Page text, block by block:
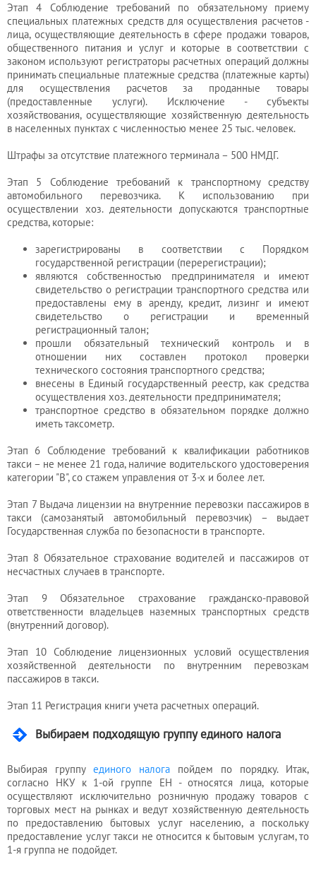
Этап 4 Соблюдение требований по обязательному приему
специальных платежных средств для осуществления расчетов -
лица, осуществляющие деятельность в сфере продажи товаров,
общественного питания и услуг и которые в соответствии с
законом используют регистраторы расчетных операций должны
принимать специальные платежные средства (платежные карты)
для осуществления расчетов за проданные товары
(предоставленные услуги). Исключение - субъекты
хозяйствования, осуществляющие хозяйственную деятельность
в населенных пунктах с численностью менее 25 тыс. человек.
Штрафы за отсутствие платежного терминала – 500 НМДГ.
Этап 5 Соблюдение требований к транспортному средству
автомобильного перевозчика. К использованию при
осуществлении хоз. деятельности допускаются транспортные
средства, которые:
зарегистрированы в соответствии с Порядком
государственной регистрации (перерегистрации);
являются собственностью предпринимателя и имеют
свидетельство о регистрации транспортного средства или
предоставлены ему в аренду, кредит, лизинг и имеют
свидетельство о регистрации и временный
регистрационный талон;
прошли обязательный технический контроль и в
отношении них составлен протокол проверки
технического состояния транспортного средства;
внесены в Единый государственный реестр, как средства
осуществления хоз. деятельности предпринимателя;
транспортное средство в обязательном порядке должно
иметь таксометр.
Этап 6 Соблюдение требований к квалификации работников
такси – не менее 21 года, наличие водительского удостоверения
категории "B", со стажем управления от 3-х и более лет.
Этап 7 Выдача лицензии на внутренние перевозки пассажиров в
такси (самозанятый автомобильный перевозчик) – выдает
Государственная служба по безопасности в транспорте.
Этап 8 Обязательное страхование водителей и пассажиров от
несчастных случаев в транспорте.
Этап 9 Обязательное страхование гражданско-правовой
ответственности владельцев наземных транспортных средств
(внутренний договор).
Этап 10 Соблюдение лицензионных условий осуществления
хозяйственной деятельности по внутренним перевозкам
пассажиров в такси.
Этап 11 Регистрация книги учета расчетных операций.
Выбираем подходящую группу единого налога
Выбирая группу единого налога пойдем по порядку. Итак,
согласно НКУ к 1-ой группе ЕН - относятся лица, которые
осуществляют исключительно розничную продажу товаров с
торговых мест на рынках и ведут хозяйственную деятельность
по предоставлению бытовых услуг населению, а поскольку
предоставление услуг такси не относится к бытовым услугам, то
1-я группа не подойдет.